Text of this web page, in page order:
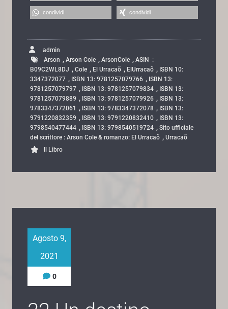
condividi condividi
admin
Arson , Arson Cole , ArsonCole , ASIN ‏ : ‎
B09C2WL8DJ , Cole , El Urracaõ , ElUrracaõ , ISBN 10:
3347372077 , ISBN 13: 9781257079766 , ISBN 13:
9781257079797 , ISBN 13: 9781257079834 , ISBN 13:
9781257079889 , ISBN 13: 9781257079926 , ISBN 13:
9783347372061
, ISBN 13: 9783347372078 , ISBN 13:
9791220832359 , ISBN 13: 9791220832410 , ISBN 13:
9798540477444 , ISBN 13: 9798540519724 , Sito ufficiale
del scrittore : Arson Cole & romanzo: El Urracaõ , Urracaõ
Il Libro
Agosto 9,
2021
0